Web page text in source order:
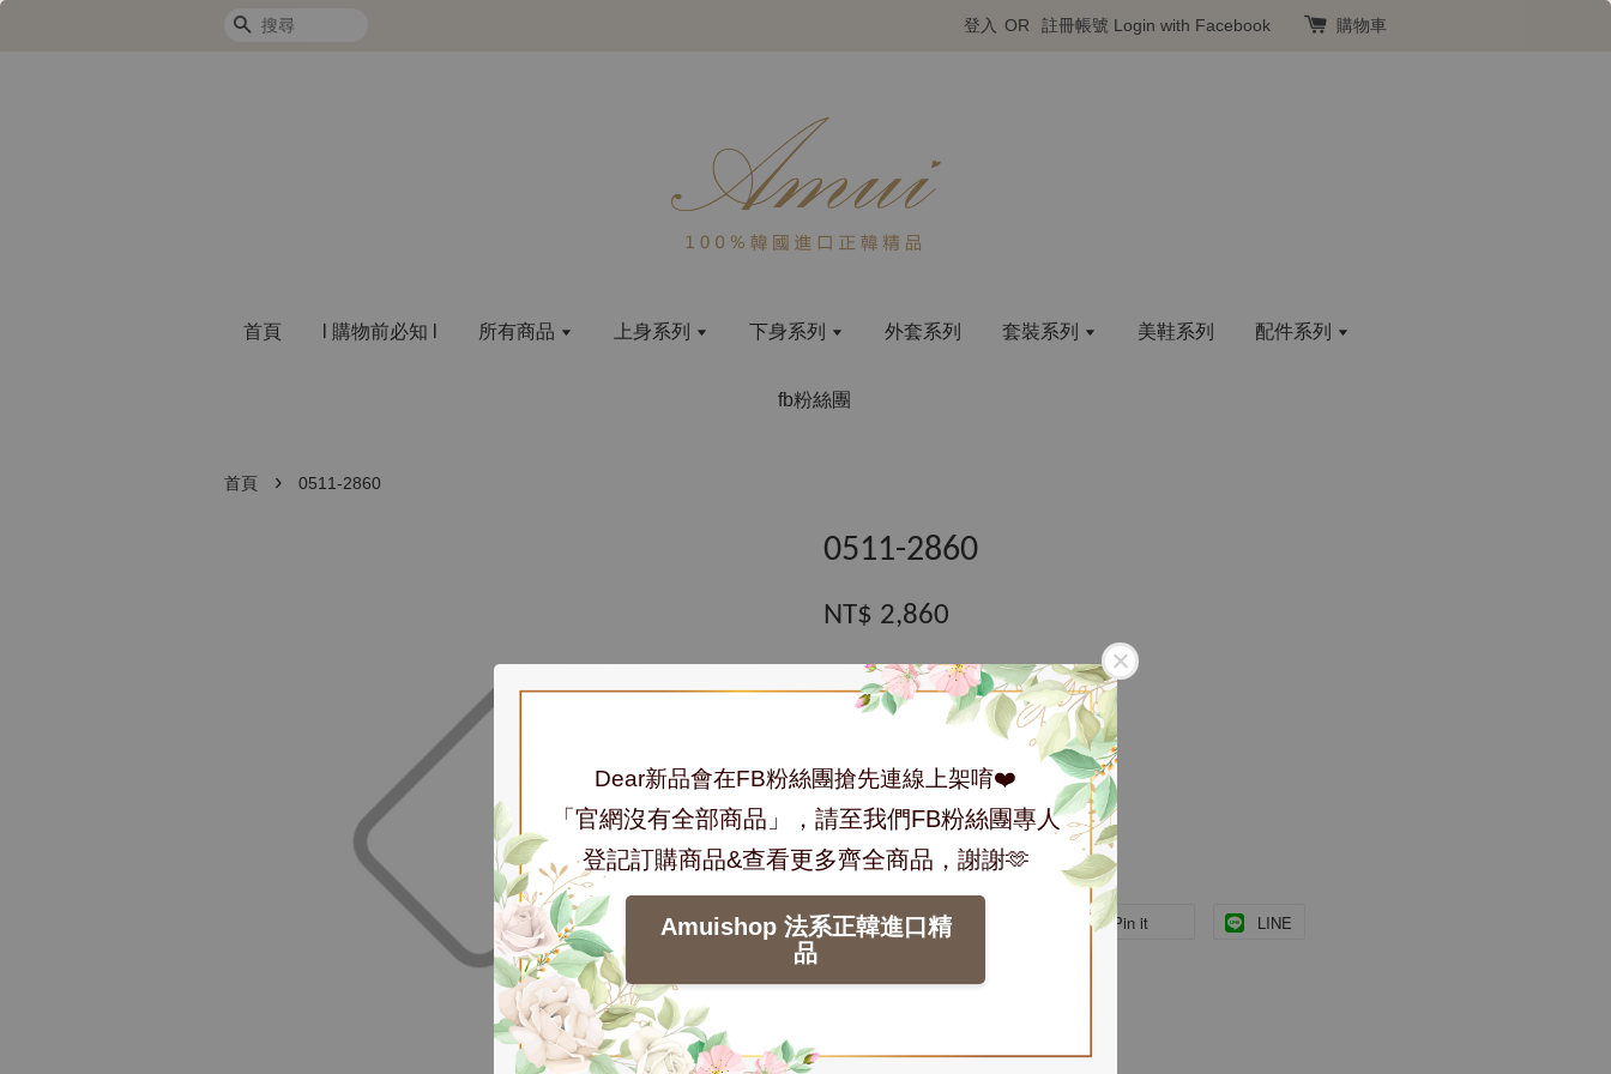
Dear新品會在FB粉絲團搶先連線上架唷❤️
「官網沒有全部商品」，請至我們FB粉絲團專人
登記訂購商品&查看更多齊全商品，謝謝🫶
Amuishop 法系正韓進口精
品
搜尋 登入 OR 註冊帳號 Login with Facebook 購物車
首頁 l 購物前必知 l 所有商品 上身系列 下身系列 外套系列 套裝系列 美鞋系列 配件系列
fb粉絲團
首頁 › 0511-2860
0511-2860
NT$ 2,860
數量
加入購物車
分享 Pin it LINE